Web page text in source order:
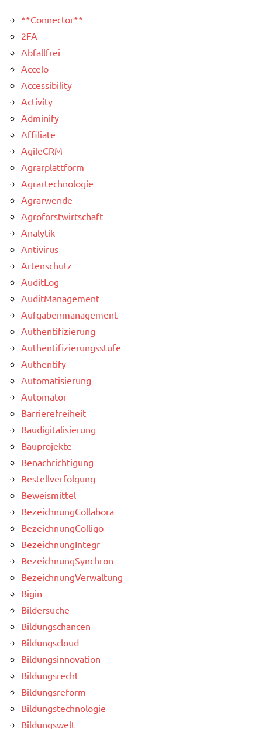
**Connector**
2FA
Abfallfrei
Accelo
Accessibility
Activity
Adminify
Affiliate
AgileCRM
Agrarplattform
Agrartechnologie
Agrarwende
Agroforstwirtschaft
Analytik
Antivirus
Artenschutz
AuditLog
AuditManagement
Aufgabenmanagement
Authentifizierung
Authentifizierungsstufe
Authentify
Automatisierung
Automator
Barrierefreiheit
Baudigitalisierung
Bauprojekte
Benachrichtigung
Bestellverfolgung
Beweismittel
BezeichnungCollabora
BezeichnungColligo
BezeichnungIntegr
BezeichnungSynchron
BezeichnungVerwaltung
Bigin
Bildersuche
Bildungschancen
Bildungscloud
Bildungsinnovation
Bildungsrecht
Bildungsreform
Bildungstechnologie
Bildungswelt